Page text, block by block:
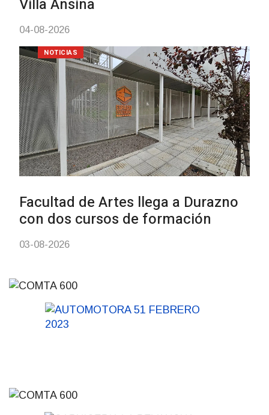
Siniestro laboral con tiernizadora
de carne
01-08-2026
Inauguran Destacamento de la
Republicana en Durazno
31-07-2026